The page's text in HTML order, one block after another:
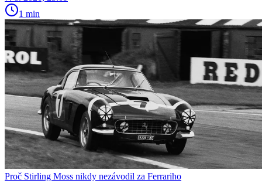
1 min
Proč Stirling Moss nikdy nezávodil za Ferrariho